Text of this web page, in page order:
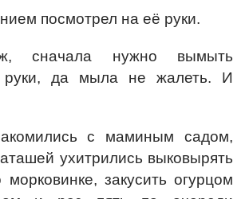
посмотрел на её руки.
нужно вымыть
руки, да мыла не жалеть. И
с маминым садом,
ухитрились выковырять
закусить огурцом